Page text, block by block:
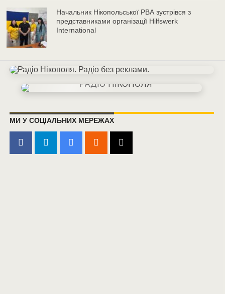
Начальник Нікопольської РВА зустрівся з
представниками організації Hilfswerk
International
МИ У СОЦІАЛЬНИХ МЕРЕЖАХ